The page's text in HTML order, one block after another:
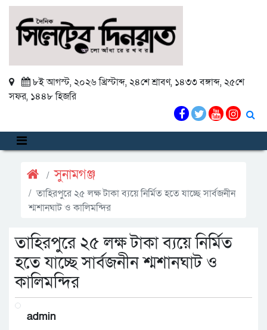
৮ই আগস্ট, ২০২৬ খ্রিস্টাব্দ, ২৪শে শ্রাবণ, ১৪৩৩ বঙ্গাব্দ, ২৫শে
সফর, ১৪৪৮ হিজরি
সুনামগঞ্জ
তাহিরপুরে ২৫ লক্ষ টাকা ব্যয়ে নির্মিত হতে যাচ্ছে সার্বজনীন
শ্মশানঘাট ও কালিমন্দির
তাহিরপুরে ২৫ লক্ষ টাকা ব্যয়ে নির্মিত
হতে যাচ্ছে সার্বজনীন শ্মশানঘাট ও
কালিমন্দির
admin